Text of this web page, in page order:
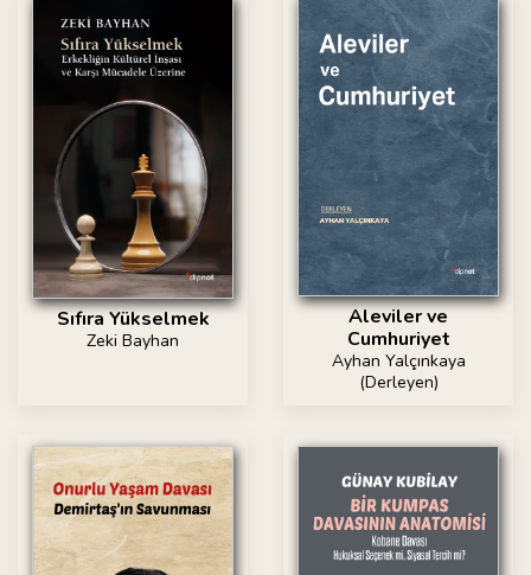
Sıfıra Yükselmek
Zeki Bayhan
Aleviler ve
Cumhuriyet
Ayhan Yalçınkaya
(Derleyen)